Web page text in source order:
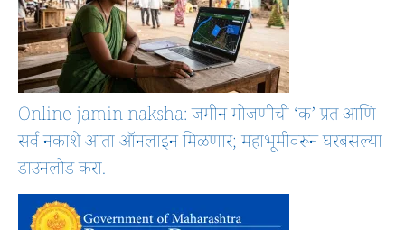
Online jamin naksha: जमीन मोजणीची ‘क’ प्रत आणि
सर्व नकाशे आता ऑनलाइन मिळणार; महाभूमीवरून घरबसल्या
डाउनलोड करा.